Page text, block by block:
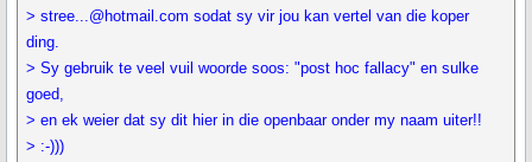
> stree...@hotmail.com sodat sy vir jou kan vertel van die koper
ding.
> Sy gebruik te veel vuil woorde soos: "post hoc fallacy" en sulke
goed,
> en ek weier dat sy dit hier in die openbaar onder my naam uiter!!
> :-)))